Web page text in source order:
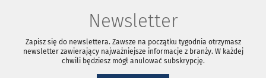
Newsletter
Zapisz się do newslettera. Zawsze na początku tygodnia otrzymasz
newsletter zawierający najważniejsze informacje z branży. W każdej
chwili będziesz mógł anulować subskrypcję.